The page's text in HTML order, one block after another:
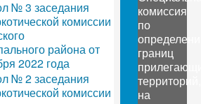
№ 3 заседания
комиссии
района от
2022 года
№ 2 заседания
комиссии
комиссия
по
границ
территорий,
на